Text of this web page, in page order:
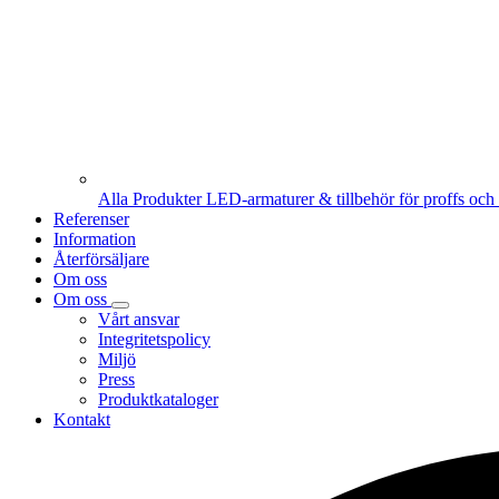
Alla Produkter LED-armaturer & tillbehör för proffs och
Referenser
Information
Återförsäljare
Om oss
Om oss
Vårt ansvar
Integritetspolicy
Miljö
Press
Produktkataloger
Kontakt